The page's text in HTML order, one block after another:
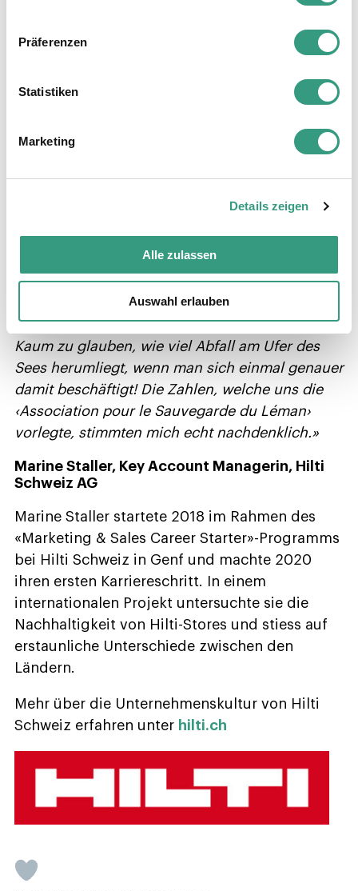
Präferenzen
Statistiken
Marketing
Details zeigen
Alle zulassen
Auswahl erlauben
«Das neue ‹Engagement Beyond Business›-
Programm gefällt mir sehr gut, unser erster
Einsatz am Genfersee war ein tolles
Teamerlebnis für eine gute und wichtige Sache.
Kaum zu glauben, wie viel Abfall am Ufer des
Sees herumliegt, wenn man sich einmal genauer
damit beschäftigt! Die Zahlen, welche uns die
‹Association pour le Sauvegarde du Léman›
vorlegte, stimmten mich echt nachdenklich.»
Marine Staller, Key Account Managerin, Hilti
Schweiz AG
Marine Staller startete 2018 im Rahmen des
«Marketing & Sales Career Starter»-Programms
bei Hilti Schweiz in Genf und machte 2020
ihren ersten Karriereschritt. In einem
internationalen Projekt untersuchte sie die
Nachhaltigkeit von Hilti-Stores und stiess auf
erstaunliche Unterschiede zwischen den
Ländern.
Mehr über die Unternehmenskultur von Hilti
Schweiz erfahren unter hilti.ch